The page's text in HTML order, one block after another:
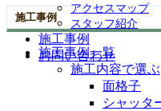
アクセスマップ
スタッフ紹介
施工事例
お問い合わせ
施工事例
施工事例一覧
施工内容で選ぶ
面格子
シャッタ